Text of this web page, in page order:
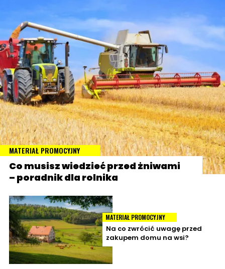
MATERIAŁ PROMOCYJNY
Co musisz wiedzieć przed żniwami
– poradnik dla rolnika
MATERIAŁ PROMOCYJNY
Na co zwrócić uwagę przed
zakupem domu na wsi?